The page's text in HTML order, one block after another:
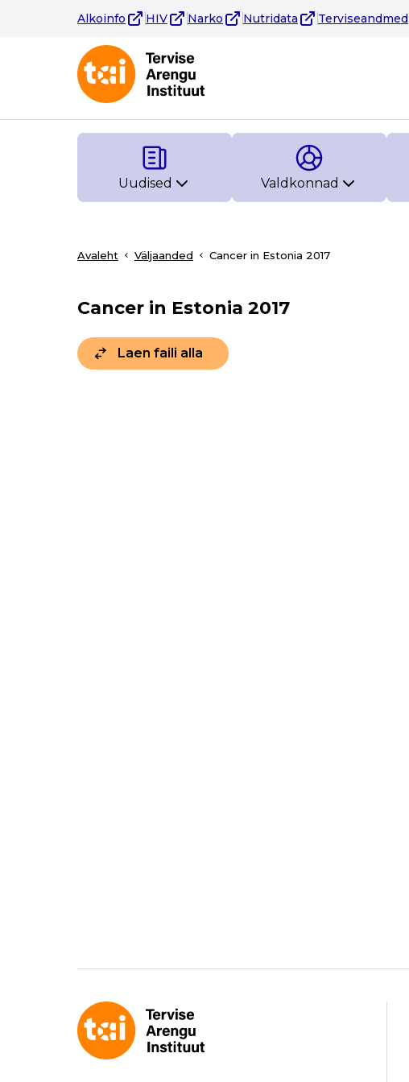
Alkoinfo HIV Narko Nutridata Terviseandmed
Uudised Valdkonnad
Avaleht Väljaanded Cancer in Estonia 2017
Cancer in Estonia 2017
Laen faili alla